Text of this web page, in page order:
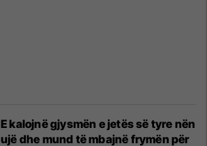
E kalojnë gjysmën e jetës së tyre nën
ujë dhe mund të mbajnë frymën për